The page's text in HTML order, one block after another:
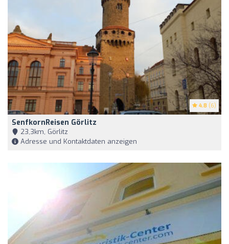
4.8 (6)
SenfkornReisen Görlitz
23,3km, Görlitz
Adresse und Kontaktdaten anzeigen